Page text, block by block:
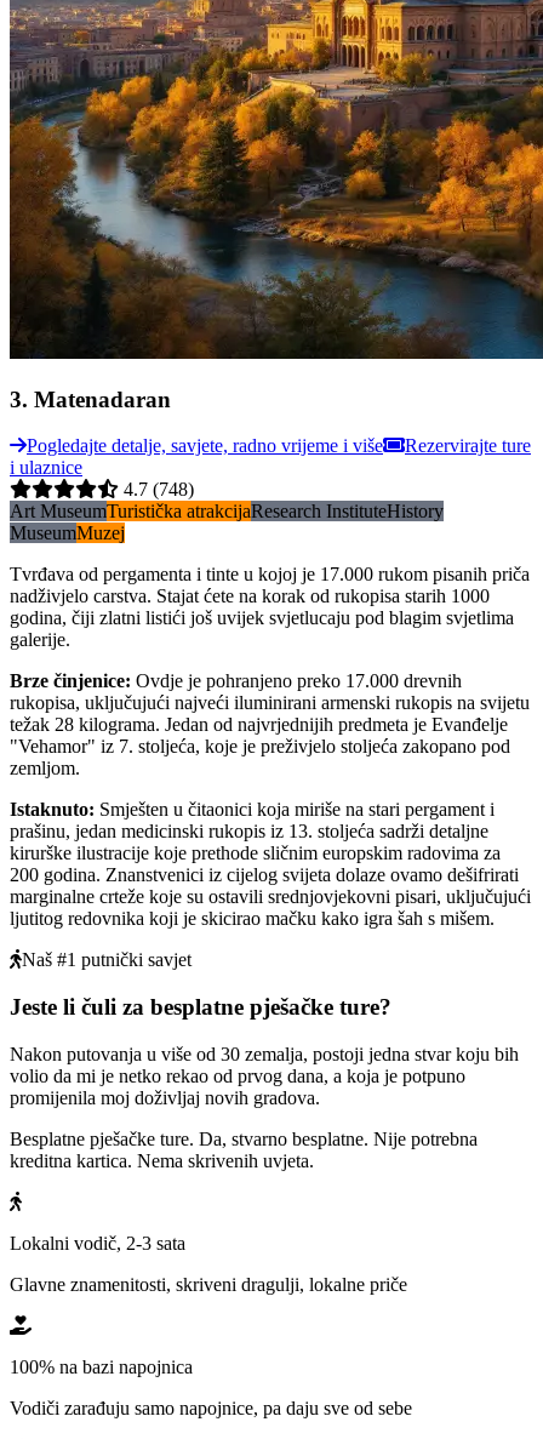
3. Matenadaran
Pogledajte detalje, savjete, radno vrijeme i više
Rezervirajte ture
i ulaznice
4.7 (748)
Art MuseumTuristička atrakcijaResearch InstituteHistory
MuseumMuzej
Tvrđava od pergamenta i tinte u kojoj je 17.000 rukom pisanih priča
nadživjelo carstva. Stajat ćete na korak od rukopisa starih 1000
godina, čiji zlatni listići još uvijek svjetlucaju pod blagim svjetlima
galerije.
Brze činjenice: Ovdje je pohranjeno preko 17.000 drevnih
rukopisa, uključujući najveći iluminirani armenski rukopis na svijetu
težak 28 kilograma. Jedan od najvrjednijih predmeta je Evanđelje
"Vehamor" iz 7. stoljeća, koje je preživjelo stoljeća zakopano pod
zemljom.
Istaknuto: Smješten u čitaonici koja miriše na stari pergament i
prašinu, jedan medicinski rukopis iz 13. stoljeća sadrži detaljne
kirurške ilustracije koje prethode sličnim europskim radovima za
200 godina. Znanstvenici iz cijelog svijeta dolaze ovamo dešifrirati
marginalne crteže koje su ostavili srednjovjekovni pisari, uključujući
ljutitog redovnika koji je skicirao mačku kako igra šah s mišem.
Naš #1 putnički savjet
Jeste li čuli za besplatne pješačke ture?
Nakon putovanja u više od 30 zemalja, postoji jedna stvar koju bih
volio da mi je netko rekao od prvog dana, a koja je potpuno
promijenila moj doživljaj novih gradova.
Besplatne pješačke ture. Da, stvarno besplatne. Nije potrebna
kreditna kartica. Nema skrivenih uvjeta.
Lokalni vodič, 2-3 sata
Glavne znamenitosti, skriveni dragulji, lokalne priče
100% na bazi napojnica
Vodiči zarađuju samo napojnice, pa daju sve od sebe